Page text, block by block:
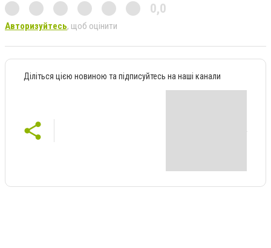
0,0
Авторизуйтесь, щоб оцінити
Діліться цією новиною та підписуйтесь на наші канали